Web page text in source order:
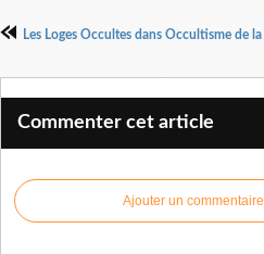
Commenter cet article
Ajouter un commentaire